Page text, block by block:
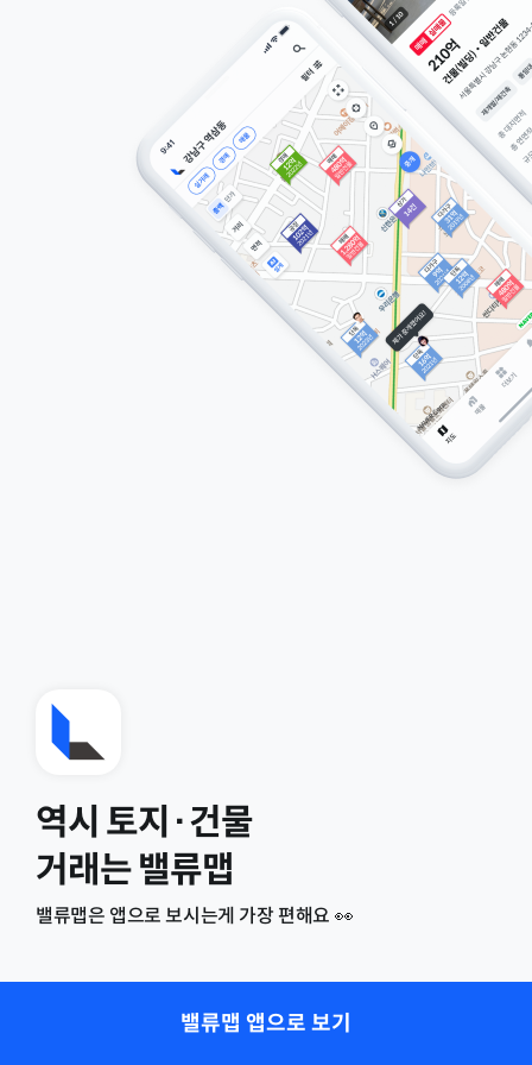
역시 토지·건물
거래는 밸류맵
밸류맵은 앱으로 보시는게 가장 편해요 👀
밸류맵 앱으로 보기